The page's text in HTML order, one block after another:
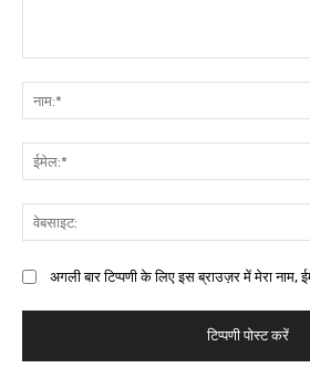
अगली बार टिप्पणी के लिए इस ब्राउज़र में मेरा